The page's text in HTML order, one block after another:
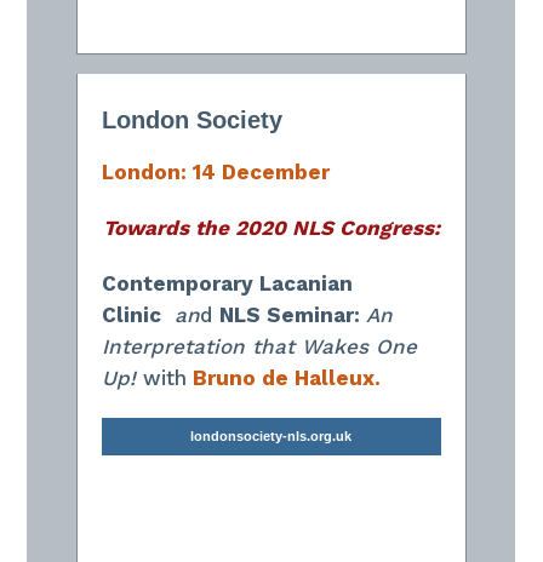
London Society
London: 14 December
Towards the 2020 NLS Congress:
Contemporary Lacanian
Clinic and NLS Seminar: An
Interpretation that Wakes One
Up! with Bruno de Halleux.
londonsociety-nls.org.uk